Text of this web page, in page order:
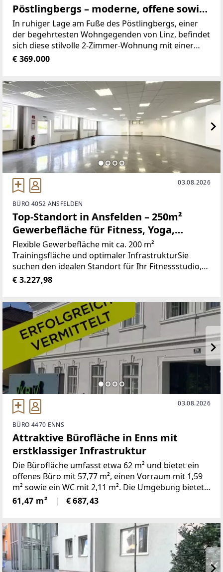
Pöstlingbergs – moderne, offene sowie
geräumige Wohnung mit toller
Aussichtsterrasse!
In ruhiger Lage am Fuße des Pöstlingbergs, einer
der begehrtesten Wohngegenden von Linz, befindet
sich diese stilvolle 2-Zimmer-Wohnung mit einer
Wohnfläche von ca. 63 m² sowie einem großzügigen
€ 369.000
03.08.2026
BÜRO 4052 ANSFELDEN
Top-Standort in Ansfelden – 250m²
Gewerbefläche für Fitness, Yoga,
Therapie & mehr
Flexible Gewerbefläche mit ca. 200 m²
Trainingsfläche und optimaler InfrastrukturSie
suchen den idealen Standort für Ihr Fitnessstudio,
Yogastudio, Personal Training, Tanzschule oder
€ 3.227,98
03.08.2026
BÜRO 4470 ENNS
Attraktive Bürofläche in Enns mit
erstklassiger Infrastruktur
Die Bürofläche umfasst etwa 62 m² und bietet ein
offenes Büro mit 57,77 m², einen Vorraum mit 1,59
m² sowie ein WC mit 2,11 m². Die Umgebung bietet
eine hervorragende Infrastruktur. In wenigen
Gehminuten erreichen Sie diverse
61,47 m² € 687,43